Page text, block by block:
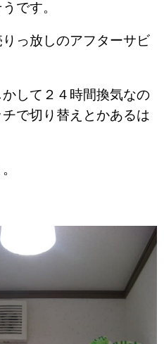
うです。
っ放しのアフターサビ
して２４時間換気なの
で切り替えとかあるは